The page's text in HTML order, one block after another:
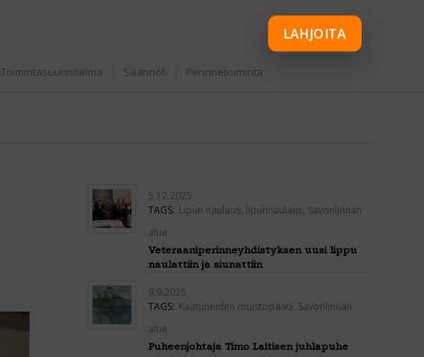
Toimintasuunnitelma Säännöt Perinnetoiminta
5.12.2025
TAGS: Lipun naulaus, lipunnaulaus, Savonlinnan
alue
Veteraaniperinneyhdistyksen uusi lippu
naulattiin ja siunattiin
9.9.2025
TAGS: Kaatuneiden muistopäivä, Savonlinnan
alue
Puheenjohtaja Timo Laitisen juhlapuhe
LAHJOITA